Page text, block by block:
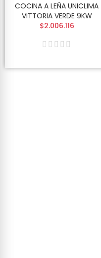
COCINA A LEÑA UNICLIMA
VITTORIA VERDE 9KW
$2.006.116